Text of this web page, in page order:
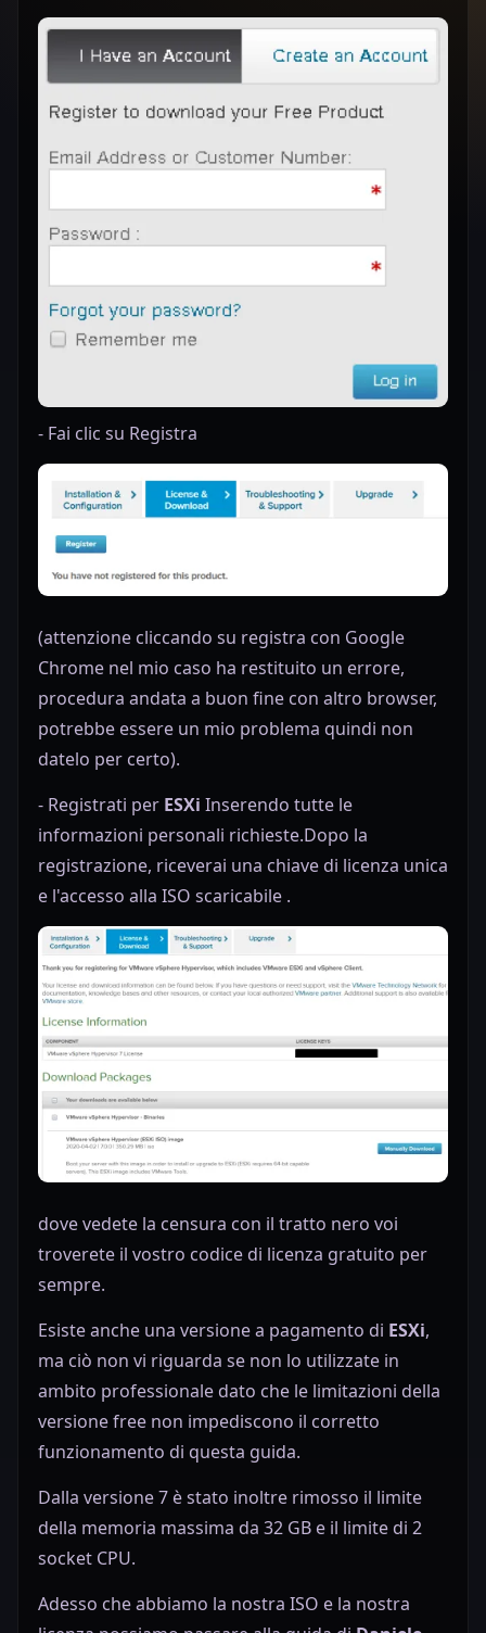
- Fai clic su Registra
(attenzione cliccando su registra con Google
Chrome nel mio caso ha restituito un errore,
procedura andata a buon fine con altro browser,
potrebbe essere un mio problema quindi non
datelo per certo).
- Registrati per ESXi Inserendo tutte le
informazioni personali richieste.Dopo la
registrazione, riceverai una chiave di licenza unica
e l'accesso alla ISO scaricabile .
dove vedete la censura con il tratto nero voi
troverete il vostro codice di licenza gratuito per
sempre.
Esiste anche una versione a pagamento di ESXi,
ma ciò non vi riguarda se non lo utilizzate in
ambito professionale dato che le limitazioni della
versione free non impediscono il corretto
funzionamento di questa guida.
Dalla versione 7 è stato inoltre rimosso il limite
della memoria massima da 32 GB e il limite di 2
socket CPU.
Adesso che abbiamo la nostra ISO e la nostra